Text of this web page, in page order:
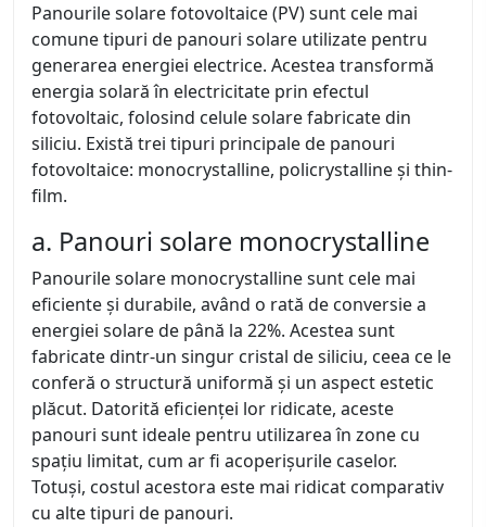
Panourile solare fotovoltaice (PV) sunt cele mai
comune tipuri de panouri solare utilizate pentru
generarea energiei electrice. Acestea transformă
energia solară în electricitate prin efectul
fotovoltaic, folosind celule solare fabricate din
siliciu. Există trei tipuri principale de panouri
fotovoltaice: monocrystalline, policrystalline și thin-
film.
a. Panouri solare monocrystalline
Panourile solare monocrystalline sunt cele mai
eficiente și durabile, având o rată de conversie a
energiei solare de până la 22%. Acestea sunt
fabricate dintr-un singur cristal de siliciu, ceea ce le
conferă o structură uniformă și un aspect estetic
plăcut. Datorită eficienței lor ridicate, aceste
panouri sunt ideale pentru utilizarea în zone cu
spațiu limitat, cum ar fi acoperișurile caselor.
Totuși, costul acestora este mai ridicat comparativ
cu alte tipuri de panouri.